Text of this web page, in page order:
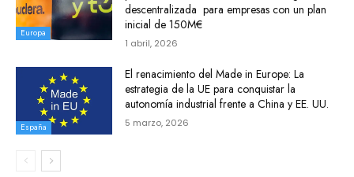
Europa
descentralizada para empresas con un plan
inicial de 150M€
1 abril, 2026
España
El renacimiento del Made in Europe: La
estrategia de la UE para conquistar la
autonomía industrial frente a China y EE. UU.
5 marzo, 2026